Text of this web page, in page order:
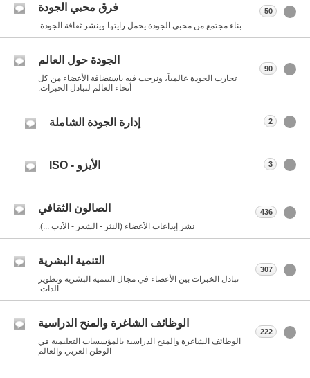
فرق محبي الجودة
بناء مجتمع من محبي الجودة يحمل رايتها وينشر ثقافة الجودة.
50
الجودة حول العالم
تجارب الجودة عالمياً، ونرحب فيه باستضافة الأعضاء من كل
أنحاء العالم لتبادل الخبرات.
90
إدارة الجودة الشاملة 2
الأيزو - ISO 3
الصالون الثقافي
نشر إبداعات الأعضاء (النثر - الشعر - الأدب ...).
436
التنمية البشرية
تبادل الخبرات بين الأعضاء في مجال التنمية البشرية وتطوير
الذات.
307
الوظائف الشاغرة والمنح الدراسية
الوظائف الشاغرة والمنح الدراسية بالمؤسسات التعليمية في
الوطن العربي والعالم
222